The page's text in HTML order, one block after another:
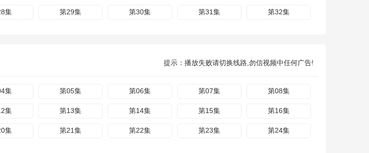
集 第29集 第30集 第31集 第32集
提示：播放失败请切换线路,勿信视频中任何广告!
集 第05集 第06集 第07集 第08集
集 第13集 第14集 第15集 第16集
集 第21集 第22集 第23集 第24集